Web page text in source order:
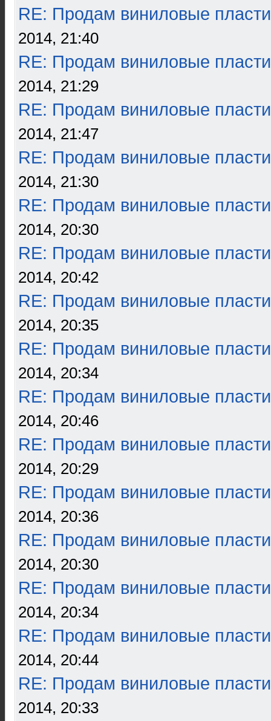
RE: Продам виниловые
2014, 21:40
RE: Продам виниловые
2014, 21:29
RE: Продам виниловые
2014, 21:47
RE: Продам виниловые
2014, 21:30
RE: Продам виниловые
2014, 20:30
RE: Продам виниловые
2014, 20:42
RE: Продам виниловые
2014, 20:35
RE: Продам виниловые
2014, 20:34
RE: Продам виниловые
2014, 20:46
RE: Продам виниловые
2014, 20:29
RE: Продам виниловые
2014, 20:36
RE: Продам виниловые
2014, 20:30
RE: Продам виниловые
2014, 20:34
RE: Продам виниловые
2014, 20:44
RE: Продам виниловые
2014, 20:33